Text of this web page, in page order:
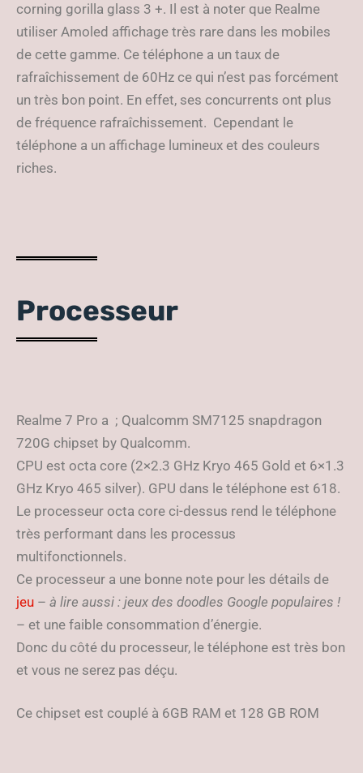
corning gorilla glass 3 +. Il est à noter que Realme
utiliser Amoled affichage très rare dans les mobiles
de cette gamme. Ce téléphone a un taux de
rafraîchissement de 60Hz ce qui n’est pas forcément
un très bon point. En effet, ses concurrents ont plus
de fréquence rafraîchissement. Cependant le
téléphone a un affichage lumineux et des couleurs
riches.
Processeur
Realme 7 Pro a ; Qualcomm SM7125 snapdragon
720G chipset by Qualcomm.
CPU est octa core (2×2.3 GHz Kryo 465 Gold et 6×1.3
GHz Kryo 465 silver). GPU dans le téléphone est 618.
Le processeur octa core ci-dessus rend le téléphone
très performant dans les processus
multifonctionnels.
Ce processeur a une bonne note pour les détails de
jeu – à lire aussi : jeux des doodles Google populaires !
– et une faible consommation d’énergie.
Donc du côté du processeur, le téléphone est très bon
et vous ne serez pas déçu.
Ce chipset est couplé à 6GB RAM et 128 GB ROM